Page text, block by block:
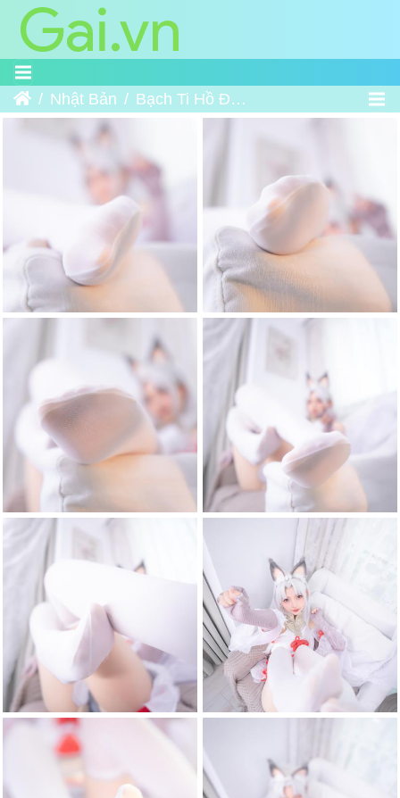
Trang chủNhật Bản Bạch Ti Hồ Đào - Naraka Bladepoint